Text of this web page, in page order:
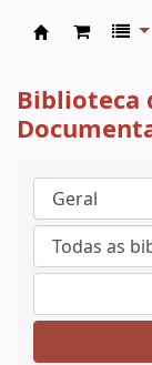
Biblioteca